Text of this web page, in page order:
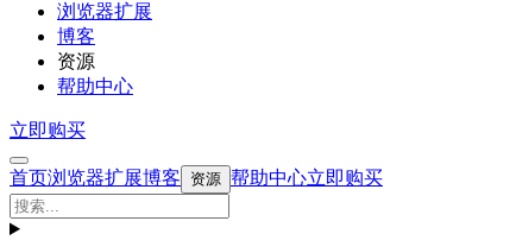
浏览器扩展
博客
资源
帮助中心
立即购买
首页浏览器扩展博客 资源 帮助中心立即购买